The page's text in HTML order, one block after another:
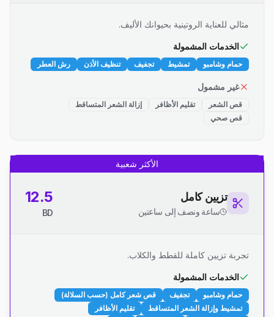
مثالي للعناية الروتينية بحيوانك الأليف.
الخدمات المشمولة
حمام وشامبو تمشيط تجفيف تنظيف الأذن رش العطر
غير مشمول
قص الشعر تقليم الأظافر
إزالة الشعر المتساقط
قص صحي
الأكثر شعبية
تزيين كامل
ساعة ونصف إلى ساعتين
12.5
BD
تجربة تزيين كاملة للقطط والكلاب.
الخدمات المشمولة
حمام وشامبو تجفيف
قص شعر كامل (حسب السلالة)
تمشيط وإزالة الشعر المتساقط
تقليم الأظافر